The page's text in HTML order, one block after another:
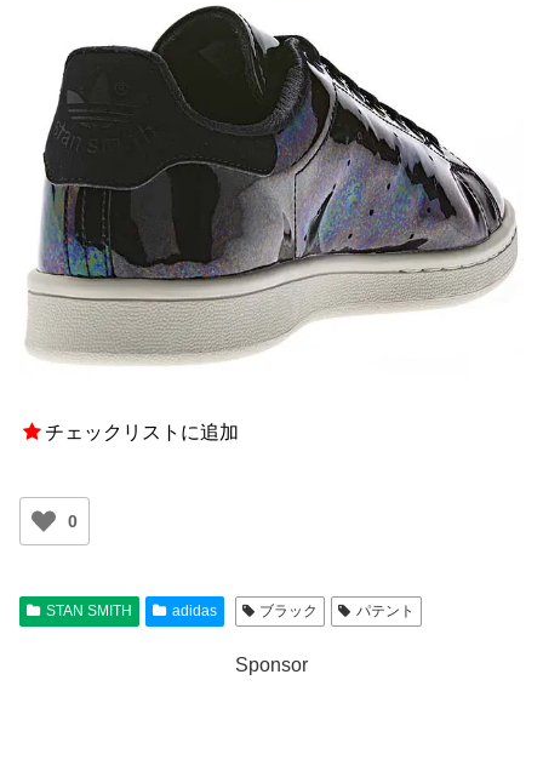
チェックリストに追加
0
STAN SMITH adidas ブラック パテント
Sponsor